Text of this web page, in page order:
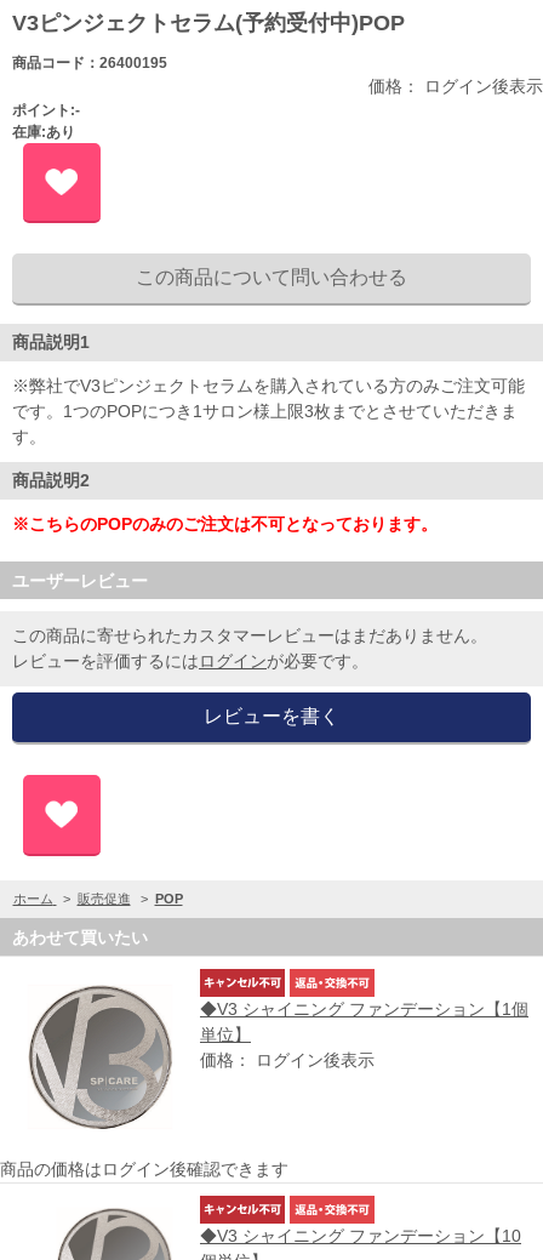
V3ピンジェクトセラム(予約受付中)POP
商品コード：26400195
価格： ログイン後表示
ポイント:-
在庫:あり
商品説明1
※弊社でV3ピンジェクトセラムを購入されている方のみご注文可能
です。1つのPOPにつき1サロン様上限3枚までとさせていただきま
す。
商品説明2
※こちらのPOPのみのご注文は不可となっております。
ユーザーレビュー
この商品に寄せられたカスタマーレビューはまだありません。
レビューを評価するにはログインが必要です。
ホーム > 販売促進 > POP
あわせて買いたい
◆V3 シャイニング ファンデーション【1個
単位】
価格： ログイン後表示
商品の価格はログイン後確認できます
◆V3 シャイニング ファンデーション【10